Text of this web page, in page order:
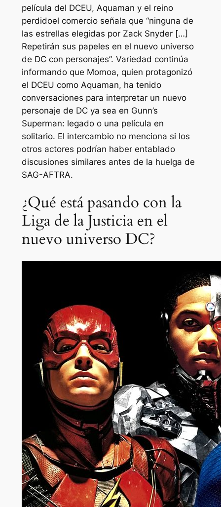
película del DCEU, Aquaman y el reino
perdidoel comercio señala que “ninguna de
las estrellas elegidas por Zack Snyder […]
Repetirán sus papeles en el nuevo universo
de DC con personajes”. Variedad continúa
informando que Momoa, quien protagonizó
el DCEU como Aquaman, ha tenido
conversaciones para interpretar un nuevo
personaje de DC ya sea en Gunn’s
Superman: legadoo una película en
solitario. El intercambio no menciona si los
otros actores podrían haber entablado
discusiones similares antes de la huelga de
SAG-AFTRA.
¿Qué está pasando con la
Liga de la Justicia en el
nuevo universo DC?